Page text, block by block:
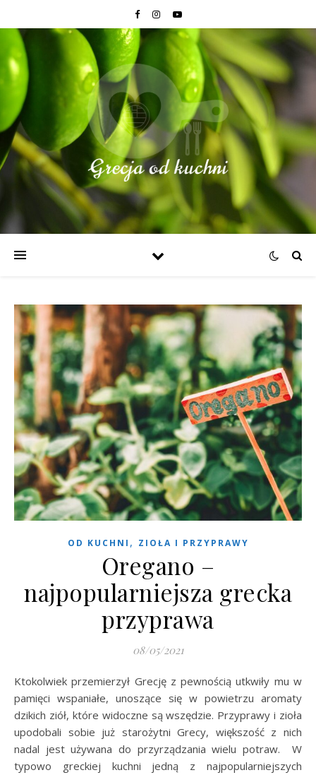
OD KUCHNI , ZIOŁA I PRZYPRAWY
Oregano –
najpopularniejsza grecka
przyprawa
08/05/2021
Ktokolwiek przemierzył Grecję z pewnością utkwiły mu w
pamięci wspaniałe, unoszące się w powietrzu aromaty
dzikich ziół, które widoczne są wszędzie. Przyprawy i zioła
upodobali sobie już starożytni Grecy, większość z nich
nadal jest używana do przyrządzania wielu potraw. W
typowo greckiej kuchni jedną z najpopularniejszych